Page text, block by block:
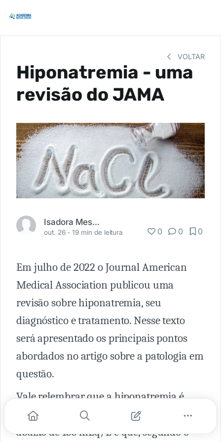
VOLTAR
Hiponatremia - uma
revisão do JAMA
Isadora Mesadri
out. 26 -19 min de leitura 0 0 0
Em julho de 2022 o Journal American
Medical Association publicou uma
revisão sobre hiponatremia, seu
diagnóstico e tratamento. Nesse texto
será apresentado os principais pontos
abordados no artigo sobre a patologia em
questão.
Vale relembrar que a hiponatremia é
definida como níveis de sódio sérico
abaixo de 135 mEq/L e que, segundo o